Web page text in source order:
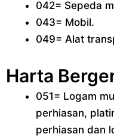
042= Sepeda
043= Mobil.
049= Alat
Harta
051= Logam
perhiasan,
perhiasan dan